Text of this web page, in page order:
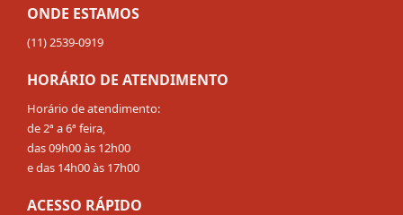
ONDE ESTAMOS
(11) 2539-0919
HORÁRIO DE ATENDIMENTO
Horário de atendimento:
de 2ª a 6ª feira,
das 09h00 às 12h00
e das 14h00 às 17h00
ACESSO RÁPIDO